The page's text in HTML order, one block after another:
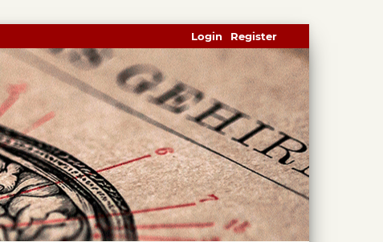
Register
Login